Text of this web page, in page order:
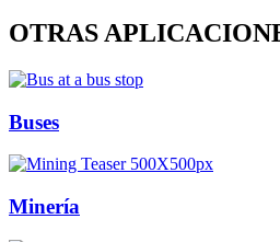
OTRAS
Buses
Minería